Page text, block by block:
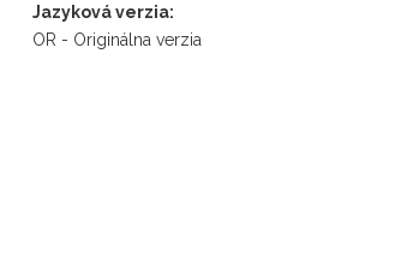
Jazyková verzia:
OR - Originálna verzia